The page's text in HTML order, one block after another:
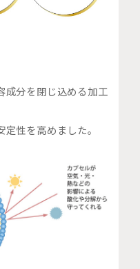
成分を閉じ込める加工
性を高めました。